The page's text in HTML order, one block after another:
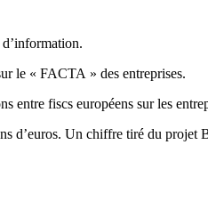
le « FACTA » des entreprises.
entre fiscs européens sur les
d’euros. Un chiffre tiré du projet